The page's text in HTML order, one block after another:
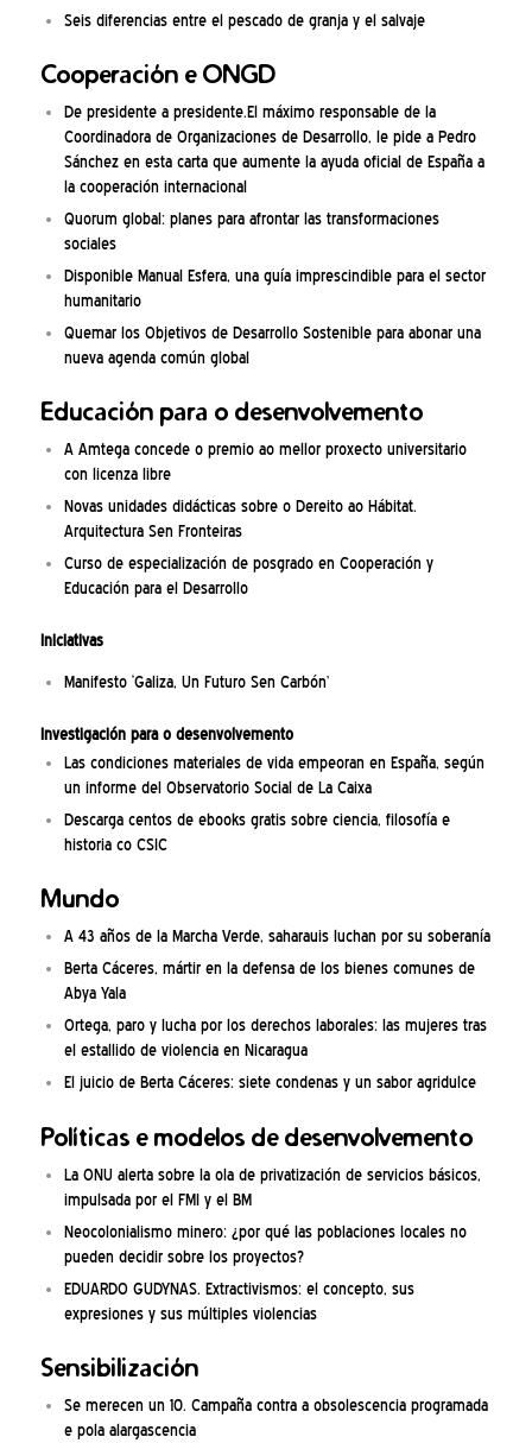
Seis diferencias entre el pescado de granja y el salvaje
Cooperación e ONGD
De presidente a presidente.El máximo responsable de la
Coordinadora de Organizaciones de Desarrollo, le pide a Pedro
Sánchez en esta carta que aumente la ayuda oficial de España a
la cooperación internacional
Quorum global: planes para afrontar las transformaciones
sociales
Disponible Manual Esfera, una guía imprescindible para el sector
humanitario
Quemar los Objetivos de Desarrollo Sostenible para abonar una
nueva agenda común global
Educación para o desenvolvemento
A Amtega concede o premio ao mellor proxecto universitario
con licenza libre
Novas unidades didácticas sobre o Dereito ao Hábitat.
Arquitectura Sen Fronteiras
Curso de especialización de posgrado en Cooperación y
Educación para el Desarrollo
Iniciativas
Manifesto ‘Galiza, Un Futuro Sen Carbón’
Investigación para o desenvolvemento
Las condiciones materiales de vida empeoran en España, según
un informe del Observatorio Social de La Caixa
Descarga centos de ebooks gratis sobre ciencia, filosofía e
historia co CSIC
Mundo
A 43 años de la Marcha Verde, saharauis luchan por su soberanía
Berta Cáceres, mártir en la defensa de los bienes comunes de
Abya Yala
Ortega, paro y lucha por los derechos laborales: las mujeres tras
el estallido de violencia en Nicaragua
El juicio de Berta Cáceres: siete condenas y un sabor agridulce
Políticas e modelos de desenvolvemento
La ONU alerta sobre la ola de privatización de servicios básicos,
impulsada por el FMI y el BM
Neocolonialismo minero: ¿por qué las poblaciones locales no
pueden decidir sobre los proyectos?
EDUARDO GUDYNAS. Extractivismos: el concepto, sus
expresiones y sus múltiples violencias
Sensibilización
Se merecen un 10. Campaña contra a obsolescencia programada
e pola alargascencia